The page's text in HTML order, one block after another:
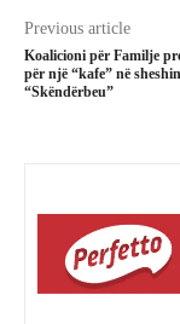
Previous article
Koalicioni për Familje
për një “kafe” në sheshin
“Skëndërbeu”